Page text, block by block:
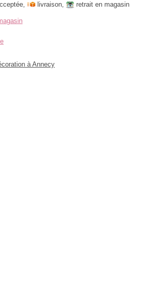
, livraison, retrait en magasin
à Annecy